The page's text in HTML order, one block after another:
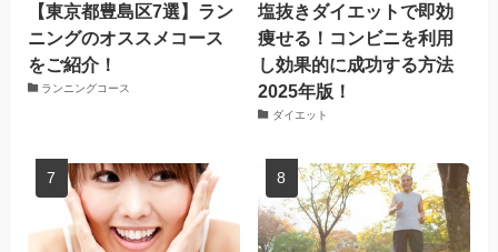
【東京都豊島区7選】ラン
ニングのオススメコース
をご紹介！
ランニングコース
塩抜きダイエットで即効
痩せる！コンビニを利用
し効果的に成功する方法
2025年版！
ダイエット